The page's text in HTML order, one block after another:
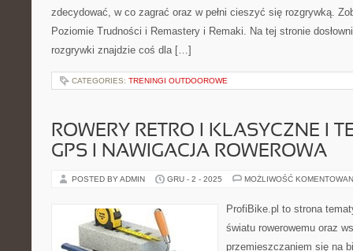
zdecydować, w co zagrać oraz w pełni cieszyć się rozgrywką.
Poziomie Trudności i Remastery i Remaki. Na tej stronie
rozgrywki znajdzie coś dla […]
CATEGORIES: TRENINGI OUTDOOROWE
ROWERY RETRO I KLASYCZNE I
GPS I NAWIGACJA ROWEROWA
POSTED BY ADMIN GRU - 2 - 2025 MOŻLIWOŚĆ
ProfiBike.pl to strona
światu rowerowemu oraz
przemieszczaniem się na